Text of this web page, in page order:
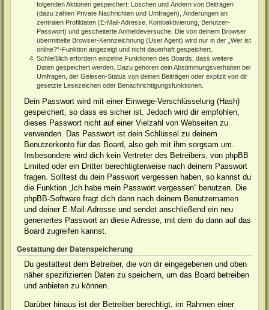
folgenden Aktionen gespeichert: Löschen und Ändern von Beiträgen
(dazu zählen Private Nachrichten und Umfragen), Änderungen an
zentralen Profildaten (E-Mail-Adresse, Kontoaktivierung, Benutzer-
Passwort) und gescheiterte Anmeldeversuche. Die von deinem Browser
übermittelte Browser-Kennzeichnung (User Agent) wird nur in der „Wer ist
online?“-Funktion angezeigt und nicht dauerhaft gespeichert.
Schließlich erfordern einzelne Funktionen des Boards, dass weitere
Daten gespeichert werden. Dazu gehören dein Abstimmungsverhalten bei
Umfragen, der Gelesen-Status von deinen Beiträgen oder explizit von dir
gesetzte Lesezeichen oder Benachrichtigungsfunktionen.
Dein Passwort wird mit einer Einwege-Verschlüsselung (Hash)
gespeichert, so dass es sicher ist. Jedoch wird dir empfohlen,
dieses Passwort nicht auf einer Vielzahl von Webseiten zu
verwenden. Das Passwort ist dein Schlüssel zu deinem
Benutzerkonto für das Board, also geh mit ihm sorgsam um.
Insbesondere wird dich kein Vertreter des Betreibers, von phpBB
Limited oder ein Dritter berechtigterweise nach deinem Passwort
fragen. Solltest du dein Passwort vergessen haben, so kannst du
die Funktion „Ich habe mein Passwort vergessen“ benutzen. Die
phpBB-Software fragt dich dann nach deinem Benutzernamen
und deiner E-Mail-Adresse und sendet anschließend ein neu
generiertes Passwort an diese Adresse, mit dem du dann auf das
Board zugreifen kannst.
Gestattung der Datenspeicherung
Du gestattest dem Betreiber, die von dir eingegebenen und oben
näher spezifizierten Daten zu speichern, um das Board betreiben
und anbieten zu können.
Darüber hinaus ist der Betreiber berechtigt, im Rahmen einer